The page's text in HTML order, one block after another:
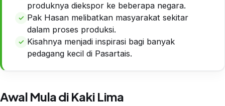
produknya diekspor ke beberapa negara.
Pak Hasan melibatkan masyarakat sekitar
dalam proses produksi.
Kisahnya menjadi inspirasi bagi banyak
pedagang kecil di Pasartais.
Awal Mula di Kaki Lima